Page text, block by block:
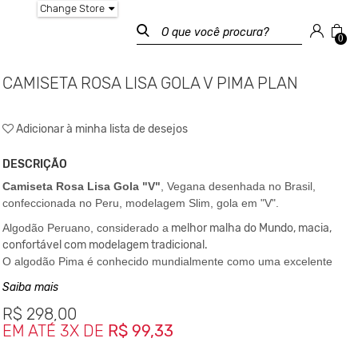
Change Store
0
CAMISETA ROSA LISA GOLA V PIMA PLAN
Adicionar à minha lista de desejos
DESCRIÇÃO
Camiseta Rosa Lisa Gola "V", Vegana desenhada no Brasil,
confeccionada no Peru, modelagem Slim, gola em "V".
Algodão Peruano, considerado a melhor malha do Mundo, macia,
confortável com modelagem tradicional.
O algodão Pima é conhecido mundialmente como uma excelente
textura.É um tecido que não perde o brilho e após lavado não cria
bolinha.
Saiba mais
R$ 298,00
EM ATÉ 3X DE R$ 99,33